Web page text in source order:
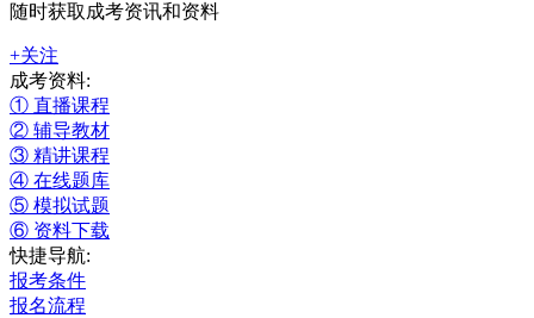
随时获取成考资讯和资料
+关注
成考资料:
① 直播课程
② 辅导教材
③ 精讲课程
④ 在线题库
⑤ 模拟试题
⑥ 资料下载
快捷导航:
报考条件
报名流程